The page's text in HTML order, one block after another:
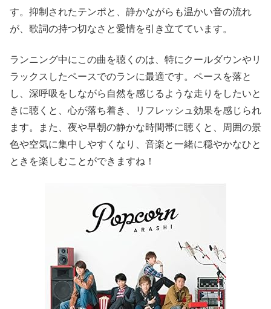
す。抑制されたテンポと、静かながらも温かい音の流れ
が、歌詞の持つ切なさと愛情を引き立てています。
ランニング中にこの曲を聴くのは、特にクールダウンやリ
ラックスしたペースでのランに最適です。ペースを落と
し、深呼吸をしながら自然を感じるような走りをしたいと
きに聴くと、心が落ち着き、リフレッシュ効果を感じられ
ます。また、夜や早朝の静かな時間帯に聴くと、周囲の景
色や空気に集中しやすくなり、音楽と一緒に穏やかなひと
ときを楽しむことができますね！